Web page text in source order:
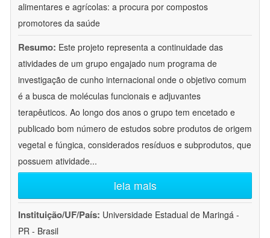
alimentares e agrícolas: a procura por compostos
promotores da saúde
Resumo: Este projeto representa a continuidade das
atividades de um grupo engajado num programa de
investigação de cunho internacional onde o objetivo comum
é a busca de moléculas funcionais e adjuvantes
terapêuticos. Ao longo dos anos o grupo tem encetado e
publicado bom número de estudos sobre produtos de origem
vegetal e fúngica, considerados resíduos e subprodutos, que
possuem atividade...
leia mais
Instituição/UF/País: Universidade Estadual de Maringá -
PR - Brasil